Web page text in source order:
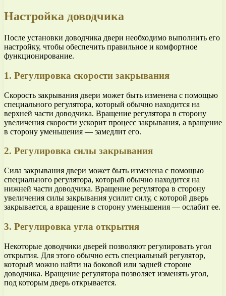
Настройка доводчика
После установки доводчика двери необходимо выполнить его
настройку, чтобы обеспечить правильное и комфортное
функционирование.
1. Регулировка скорости закрывания
Скорость закрывания двери может быть изменена с помощью
специального регулятора, который обычно находится на
верхней части доводчика. Вращение регулятора в сторону
увеличения скорости ускорит процесс закрывания, а вращение
в сторону уменьшения — замедлит его.
2. Регулировка силы закрывания
Сила закрывания двери может быть изменена с помощью
специального регулятора, который обычно находится на
нижней части доводчика. Вращение регулятора в сторону
увеличения силы закрывания усилит силу, с которой дверь
закрывается, а вращение в сторону уменьшения — ослабит ее.
3. Регулировка угла открытия
Некоторые доводчики дверей позволяют регулировать угол
открытия. Для этого обычно есть специальный регулятор,
который можно найти на боковой или задней стороне
доводчика. Вращение регулятора позволяет изменять угол,
под которым дверь открывается.